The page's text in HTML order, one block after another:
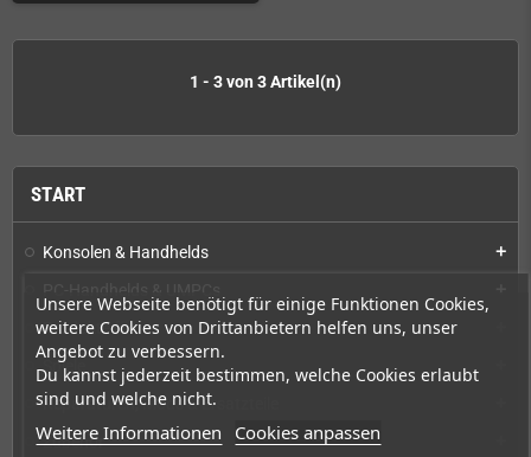
Unsere Webseite benötigt für einige Funktionen Cookies,
weitere Cookies von Drittanbietern helfen uns, unser
Angebot zu verbessern.
Du kannst jederzeit bestimmen, welche Cookies erlaubt
sind und welche nicht.
Weitere Informationen Cookies anpassen
START
Konsolen & Handhelds add
Produkte für
Spiele
Reparaturen, Mods & Ersatzteile
Zubehör
1 - 3 von 3 Artikel(n)